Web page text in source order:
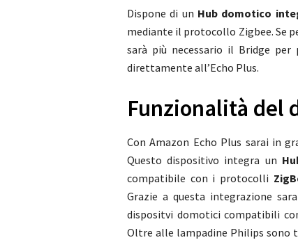
Dispone di un Hub domotico
mediante il protocollo Zigbee. Se
sarà più necessario il Bridge
direttamente all’Echo Plus.
Funzionalità del
Con Amazon Echo Plus sarai in
Questo dispositivo integra un
compatibile con i protocolli
Grazie a questa integrazione
dispositvi domotici compatibili
Oltre alle lampadine Philips